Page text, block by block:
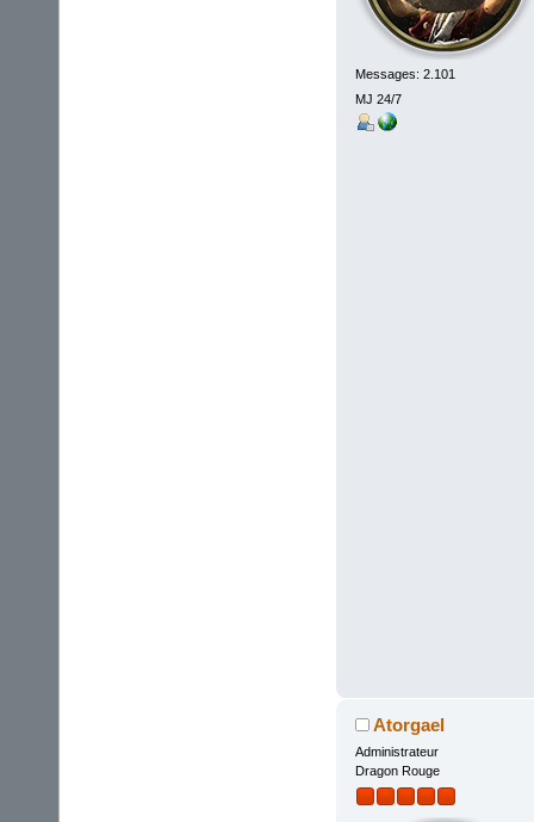
Messages: 2.101
MJ 24/7
Atorgael
Administrateur
Dragon Rouge